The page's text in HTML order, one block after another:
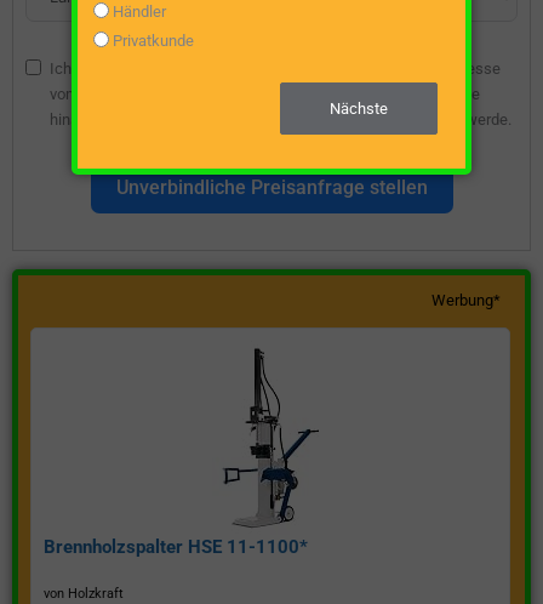
Ich bin damit einverstanden, dass die angegebene E-Mail-Adresse
vom Webseitenbetreiber gespeichert wird, damit ich über diese
hinsichtlich eines unverbindlichen Preisangebots kontaktiert werde.
Unverbindliche Preisanfrage stellen
Werbung*
Brennholzspalter HSE 11-1100*
von Holzkraft
Händler
Privatkunde
Nächste